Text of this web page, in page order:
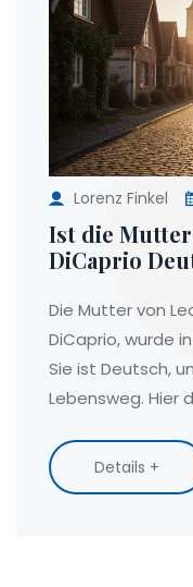
Lorenz Finkel
Ist die
DiCaprio
Die Mutter von
DiCaprio, wurde
Sie ist Deutsch,
Lebensweg. Hier
Details +